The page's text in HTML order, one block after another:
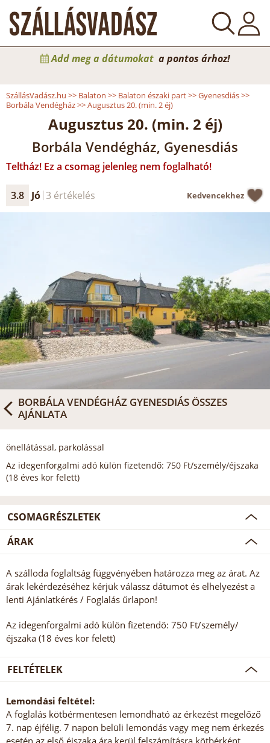
Add meg a dátumokat a pontos árhoz!
SzállásVadász.hu >> Balaton >> Balaton északi part>>Gyenesdiás>>
Borbála Vendégház>>Augusztus 20. (min. 2 éj)
Augusztus 20. (min. 2 éj)
Borbála Vendégház, Gyenesdiás
Teltház! Ez a csomag jelenleg nem foglalható!
3.8 Jó 3 értékelés Kedvencekhez
BORBÁLA VENDÉGHÁZ GYENESDIÁS ÖSSZES
AJÁNLATA
önellátással, parkolással
Az idegenforgalmi adó külön fizetendő: 750 Ft/személy/éjszaka
(18 éves kor felett)
CSOMAGRÉSZLETEK
ÁRAK
A szálloda foglaltság függvényében határozza meg az árat. Az
árak lekérdezéséhez kérjük válassz dátumot és elhelyezést a
lenti Ajánlatkérés / Foglalás űrlapon!
Az idegenforgalmi adó külön fizetendő: 750 Ft/személy/
éjszaka (18 éves kor felett)
FELTÉTELEK
Lemondási feltétel:
A foglalás kötbérmentesen lemondható az érkezést megelőző
7. nap éjfélig. 7 napon belüli lemondás vagy meg nem érkezés